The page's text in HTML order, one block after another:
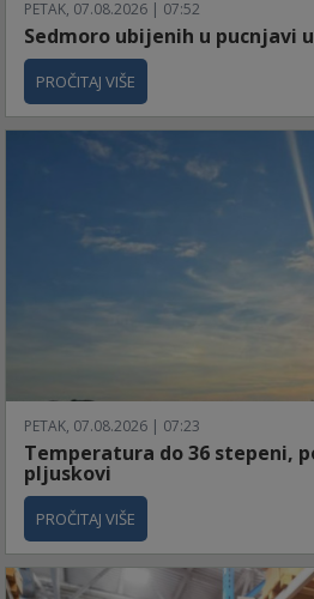
PETAK, 07.08.2026 | 07:52
Sedmoro ubijenih u pucnjavi
PROČITAJ VIŠE
PETAK, 07.08.2026 | 07:23
Temperatura do 36 stepeni,
pljuskovi
PROČITAJ VIŠE